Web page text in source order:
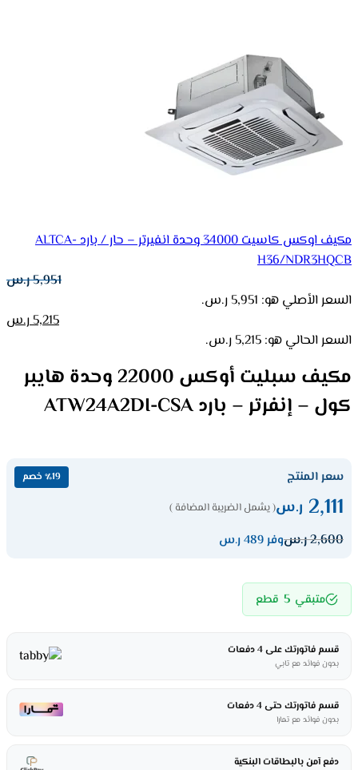
مكيف اوكس كاسيت 34000 وحدة انفيرتر – حار / بارد ALTCA-
H36/NDR3HQCB
5,951ر.س
السعر الأصلي هو: 5,951 ر.س.
5,215ر.س
السعر الحالي هو: 5,215 ر.س.
مكيف سبليت أوكس 22000 وحدة هايبر
كول – إنفرتر – بارد ATW24A2DI-CSA
سعر المنتج ٪19 خصم
2,111 ر.س( يشمل الضريبة المضافة )
2,600ر.سوفر 489 ر.س
متبقي 5 قطع
قسم فاتورتك على 4 دفعات
بدون فوائد مع تابي
قسم فاتورتك حتى 4 دفعات
بدون فوائد مع تمارا
دفع آمن بالبطاقات البنكية